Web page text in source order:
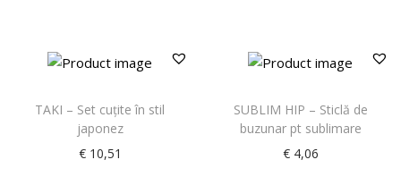
TAKI – Set cuţite în stil
japonez
€10,51
SUBLIM HIP – Sticlă de
buzunar pt sublimare
€4,06